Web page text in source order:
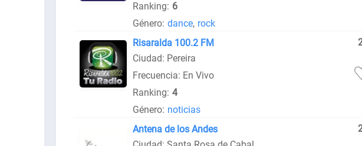
Ranking: 6
Género: dance, rock
Risaralda 100.2 FM
Ciudad: Pereira
Frecuencia: En Vivo
Ranking: 4
Género: noticias
Antena de los Andes